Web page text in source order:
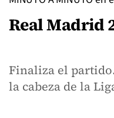
Real Madrid
Finaliza el
la cabeza de la